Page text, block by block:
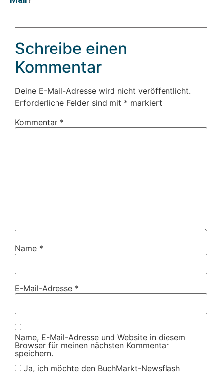
Schreibe einen
Kommentar
Deine E-Mail-Adresse wird nicht veröffentlicht.
Erforderliche Felder sind mit * markiert
Kommentar *
Name *
E-Mail-Adresse *
Name, E-Mail-Adresse und Website in diesem
Browser für meinen nächsten Kommentar
speichern.
Ja, ich möchte den BuchMarkt-Newsflash